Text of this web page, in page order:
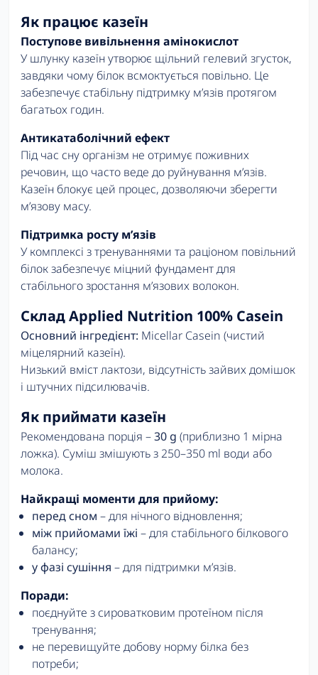
Як працює казеїн
Поступове вивільнення амінокислот
У шлунку казеїн утворює щільний гелевий згусток,
завдяки чому білок всмоктується повільно. Це
забезпечує стабільну підтримку м’язів протягом
багатьох годин.
Антикатаболічний ефект
Під час сну організм не отримує поживних
речовин, що часто веде до руйнування м’язів.
Казеїн блокує цей процес, дозволяючи зберегти
м’язову масу.
Підтримка росту м’язів
У комплексі з тренуваннями та раціоном повільний
білок забезпечує міцний фундамент для
стабільного зростання м’язових волокон.
Склад Applied Nutrition 100% Casein
Основний інгредієнт: Micellar Casein (чистий
міцелярний казеїн).
Низький вміст лактози, відсутність зайвих домішок
і штучних підсилювачів.
Як приймати казеїн
Рекомендована порція –30 g (приблизно 1 мірна
ложка). Суміш змішують з 250–350 ml води або
молока.
Найкращі моменти для прийому:
перед сном – для нічного відновлення;
між прийомами їжі – для стабільного білкового
балансу;
у фазі сушіння – для підтримки м’язів.
Поради:
поєднуйте з сироватковим протеїном після
тренування;
не перевищуйте добову норму білка без
потреби;